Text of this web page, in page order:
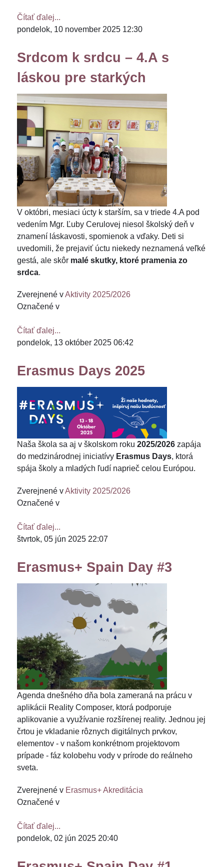
Čítať ďalej...
pondelok, 10 november 2025 12:30
Srdcom k srdcu – 4.A s
láskou pre starkých
V októbri, mesiaci úcty k starším, sa v triede 4.A pod
vedením Mgr. Ľuby Cerulovej niesol školský deň v
znamení láskavosti, spomienok a vďaky. Deti si
uvedomili, že prejaviť úctu niekedy neznamená veľké
gestá, ale skôr malé skutky, ktoré pramenia zo
srdca.
Zverejnené vAktivity 2025/2026
Označené v
Čítať ďalej...
pondelok, 13 október 2025 06:42
Erasmus Days 2025
Naša škola sa aj v školskom roku 2025/2026 zapája
do medzinárodnej iniciatívy Erasmus Days, ktorá
spája školy a mladých ľudí naprieč celou Európou.
Zverejnené vAktivity 2025/2026
Označené v
Čítať ďalej...
štvrtok, 05 jún 2025 22:07
Erasmus+ Spain Day #3
Agenda dnešného dňa bola zameraná na prácu v
aplikácii Reality Composer, ktorá podporuje
aplikovanie a využívanie rozšírenej reality. Jednou jej
črtou je vkladanie rôznych digitálnych prvkov,
elementov - v našom konkrétnom projektovom
prípade - fáz kolobehu vody v prírode do reálneho
sveta.
Zverejnené v Erasmus+ Akreditácia
Označené v
Čítať ďalej...
pondelok, 02 jún 2025 20:40